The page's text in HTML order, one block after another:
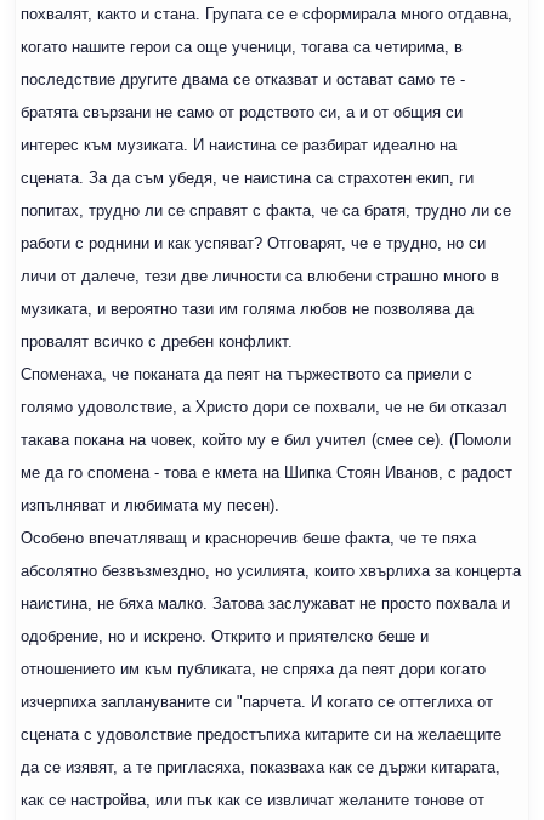
похвалят, както и стана. Групата се е сформирала много отдавна,
когато нашите герои са още ученици, тогава са четирима, в
последствие другите двама се отказват и остават само те -
братята свързани не само от родството си, а и от общия си
интерес към музиката. И наистина се разбират идеално на
сцената. За да съм убедя, че наистина са страхотен екип, ги
попитах, трудно ли се справят с факта, че са братя, трудно ли се
работи с роднини и как успяват? Отговарят, че е трудно, но си
личи от далече, тези две личности са влюбени страшно много в
музиката, и вероятно тази им голяма любов не позволява да
провалят всичко с дребен конфликт.
Споменаха, че поканата да пеят на тържеството са приели с
голямо удоволствие, а Христо дори се похвали, че не би отказал
такава покана на човек, който му е бил учител (смее се). (Помоли
ме да го спомена - това е кмета на Шипка Стоян Иванов, с радост
изпълняват и любимата му песен).
Особено впечатляващ и красноречив беше факта, че те пяха
абсолятно безвъзмездно, но усилията, които хвърлиха за концерта
наистина, не бяха малко. Затова заслужават не просто похвала и
одобрение, но и искрено. Открито и приятелско беше и
отношението им към публиката, не спряха да пеят дори когато
изчерпиха заплануваните си "парчета. И когато се оттеглиха от
сцената с удоволствие предостъпиха китарите си на желаещите
да се изявят, а те пригласяха, показваха как се държи китарата,
как се настройва, или пък как се извличат желаните тонове от